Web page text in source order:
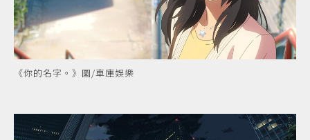
《你的名字。》圖/車庫娛樂